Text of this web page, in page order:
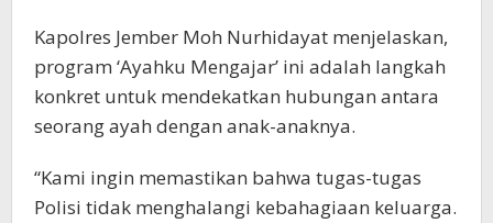
Kapolres Jember Moh Nurhidayat menjelaskan,
program ‘Ayahku Mengajar’ ini adalah langkah
konkret untuk mendekatkan hubungan antara
seorang ayah dengan anak-anaknya.
“Kami ingin memastikan bahwa tugas-tugas
Polisi tidak menghalangi kebahagiaan keluarga.